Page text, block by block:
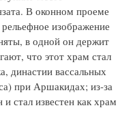
В оконном проеме
изображение
в одной он держит
что этот храм стал
династии вассальных
при Аршакидах; из-за
стал известен как храм